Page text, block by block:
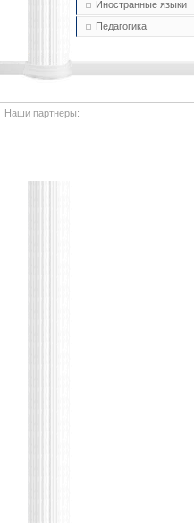
Иностранные языки
Педагогика
Наши партнеры: